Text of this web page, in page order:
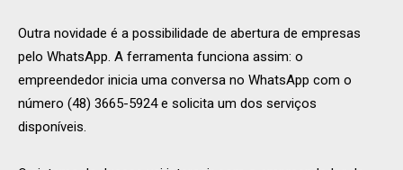
Outra novidade é a possibilidade de abertura de empresas
pelo WhatsApp. A ferramenta funciona assim: o
empreendedor inicia uma conversa no WhatsApp com o
número (48) 3665-5924 e solicita um dos serviços
disponíveis.